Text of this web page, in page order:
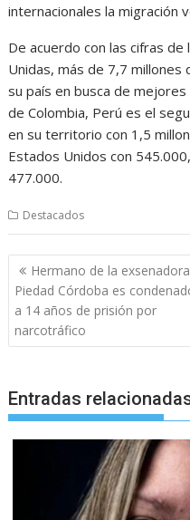
internacionales la migración
De acuerdo con las cifras de
Unidas, más de 7,7 millones
su país en busca de
de Colombia, Perú es el
en su territorio con 1,5
Estados Unidos con
477.000.
Destacados
Navegación
de
entradas
Hermano de la exsenadora
Piedad Córdoba es
a 14 años de prisión por
narcotráfico
Entradas